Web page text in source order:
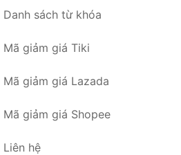
Danh sách từ khóa
Mã giảm giá Tiki
Mã giảm giá Lazada
Mã giảm giá Shopee
Liên hệ